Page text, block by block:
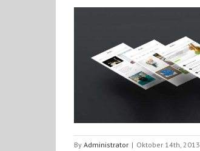
By Administrator | Oktober 14th, 2013